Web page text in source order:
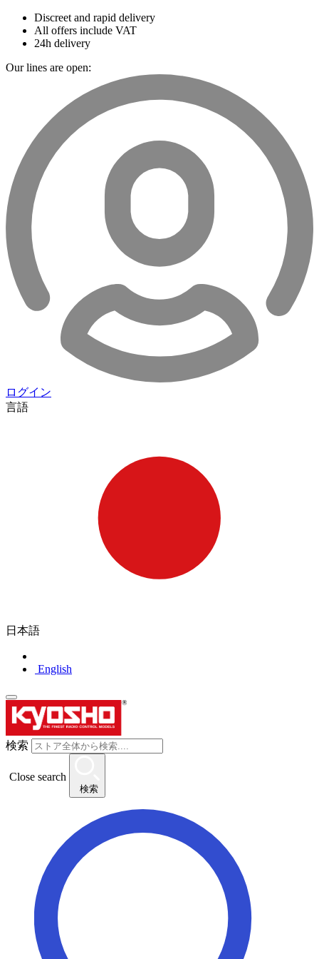
Discreet and rapid delivery
All offers include VAT
24h delivery
Our lines are open:
ログイン
言語
日本語
English
検索
Close search
検索